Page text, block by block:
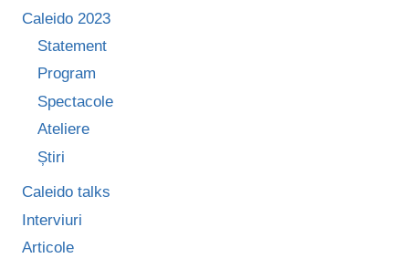
Caleido 2023
Statement
Program
Spectacole
Ateliere
Știri
Caleido talks
Interviuri
Articole